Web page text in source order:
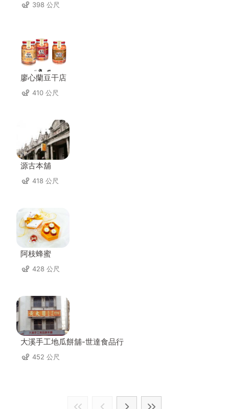
398 公尺
廖心蘭豆干店
410 公尺
源古本舖
418 公尺
阿枝蜂蜜
428 公尺
大溪手工地瓜餅舖-世達食品行
452 公尺